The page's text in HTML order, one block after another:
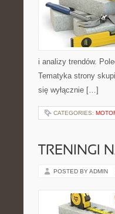
i analizy trendów.
Tematyka strony
się wyłącznie […]
CATEGORIES:
TRENINGI
POSTED BY ADMIN